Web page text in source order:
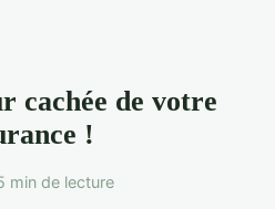
cachée de votre
!
min de lecture